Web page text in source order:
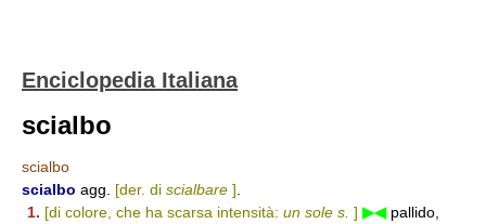
Enciclopedia Italiana
scialbo
scialbo
scialbo agg. [der. di scialbare ]
1. [di colore, che ha scarsa intensità: un sole s. ] ▶◀pallido,